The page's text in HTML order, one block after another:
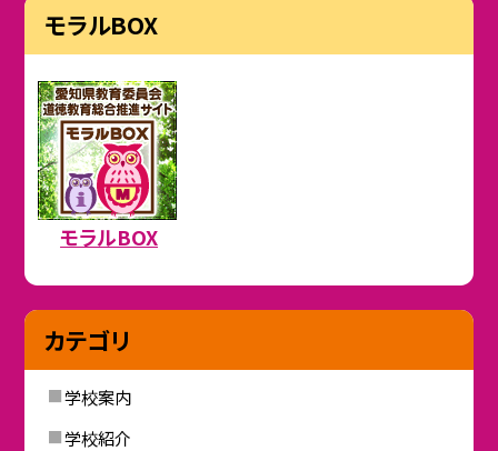
モラルBOX
モラルBOX
カテゴリ
学校案内
学校紹介